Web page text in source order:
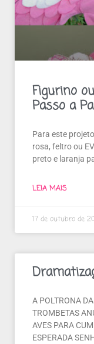
Figurino
Passo a
Para este
rosa, feltro ou
preto e laranja
LEIA MAIS
17 de outubro de
A POLTRONA
TROMBETAS
AVES PARA
ESPERADA